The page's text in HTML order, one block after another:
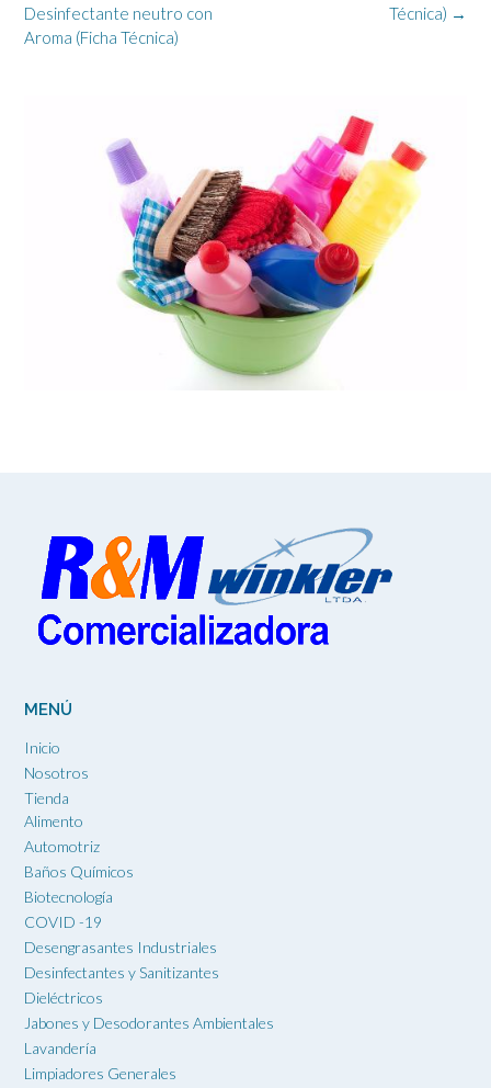
de
la
Técnica) →
Desinfectante neutro con
Aroma (Ficha Técnica)
MENÚ
Inicio
Nosotros
Tienda
Alimento
Automotriz
Baños Químicos
Biotecnología
COVID -19
Desengrasantes Industriales
Desinfectantes y Sanitizantes
Dieléctricos
Jabones y Desodorantes Ambientales
Lavandería
Limpiadores Generales